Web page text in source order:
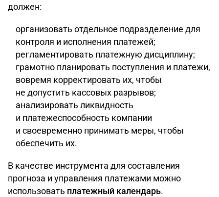
должен:
организовать отдельное подразделение для
контроля и исполнения платежей;
регламентировать платежную дисциплину;
грамотно планировать поступления и платежи,
вовремя корректировать их, чтобы
не допустить кассовых разрывов;
анализировать ликвидность
и платежеспособность компании
и своевременно принимать меры, чтобы
обеспечить их.
В качестве инструмента для составления
прогноза и управления платежами можно
использовать платежный календарь.